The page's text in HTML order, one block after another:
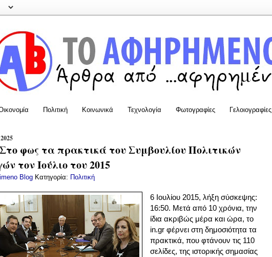
Πολιτική Κοινωνικά Τεχνολογία Φωτογραφίες Γελοιογραφίες
φως τα πρακτικά του Συμβουλίου Πολιτικών
τον Ιούλιο του 2015
Blog Κατηγορία: Πολιτική
6 Ιουλίου 2015, λήξη σύσκεψης:
16:50. Μετά από 10 χρόνια, την
ίδια ακριβώς μέρα και ώρα, το
in.gr φέρνει στη δημοσιότητα τα
πρακτικά, που φτάνουν τις 110
σελίδες, της ιστορικής σημασίας